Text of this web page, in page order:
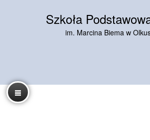
Szkoła
im. Marcina Biema w